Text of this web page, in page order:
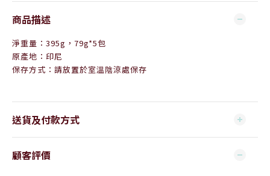
商品描述
淨重量：395g，79g*5包
原產地：印尼
保存方式：請放置於室溫陰涼處保存
送貨及付款方式
顧客評價